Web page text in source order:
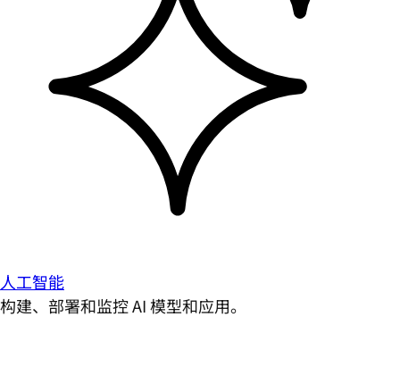
人工智能
构建、部署和监控 AI 模型和应用。